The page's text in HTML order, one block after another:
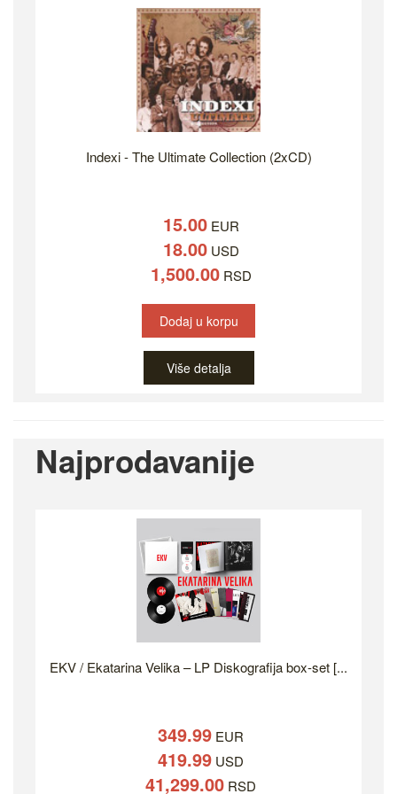
Indexi - The Ultimate Collection (2xCD)
15.00EUR
18.00USD
1,500.00RSD
Dodaj u korpu
Više detalja
Najprodavanije
EKV / Ekatarina Velika – LP Diskografija box-set [...
349.99 EUR
419.99 USD
41,299.00 RSD